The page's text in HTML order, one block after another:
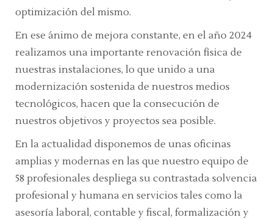
optimización del mismo.
En ese ánimo de mejora constante, en el año 2024
realizamos una importante renovación física de
nuestras instalaciones, lo que unido a una
modernización sostenida de nuestros medios
tecnológicos, hacen que la consecución de
nuestros objetivos y proyectos sea posible.
En la actualidad disponemos de unas oficinas
amplias y modernas en las que nuestro equipo de
58 profesionales despliega su contrastada solvencia
profesional y humana en servicios tales como la
asesoría laboral, contable y fiscal, formalización y